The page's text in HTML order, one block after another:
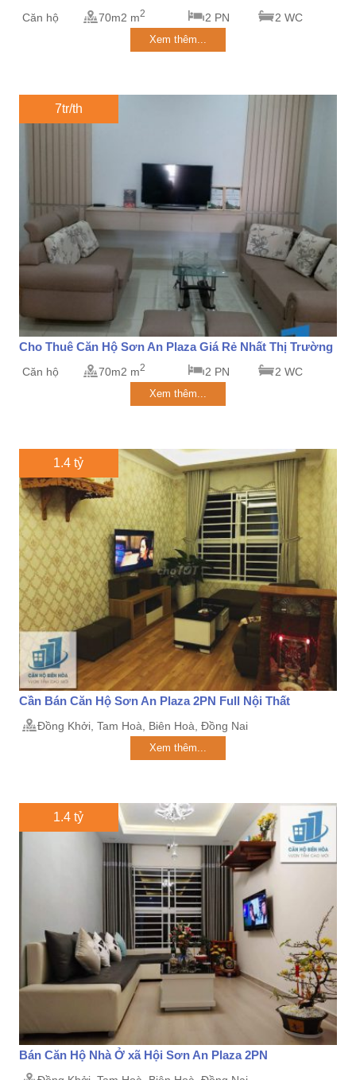
Căn hộ 70m2 m2 2 PN 2 WC
Xem thêm...
7tr/th
Cho Thuê Căn Hộ Sơn An Plaza Giá Rẻ Nhất Thị Trường
Căn hộ 70m2 m2 2 PN 2 WC
Xem thêm...
1.4 tỷ
Cần Bán Căn Hộ Sơn An Plaza 2PN Full Nội Thất
Đồng Khởi, Tam Hoà, Biên Hoà, Đồng Nai
Xem thêm...
1.4 tỷ
Bán Căn Hộ Nhà Ở xã Hội Sơn An Plaza 2PN